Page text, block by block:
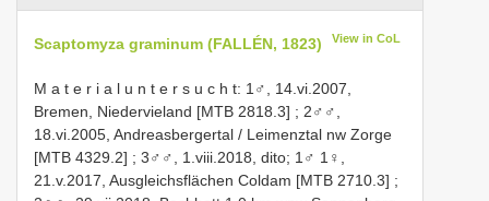
Scaptomyza graminum (FALLÉN, 1823) View in CoL
M a t e r i a l u n t e r s u c h t: 1♂, 14.vi.2007,
Bremen, Niedervieland [MTB 2818.3] ; 2♂♂,
18.vi.2005, Andreasbergertal / Leimenztal nw Zorge
[MTB 4329.2] ; 3♂♂, 1.viii.2018, dito; 1♂ 1♀,
21.v.2017, Ausgleichsflächen Coldam [MTB 2710.3] ;